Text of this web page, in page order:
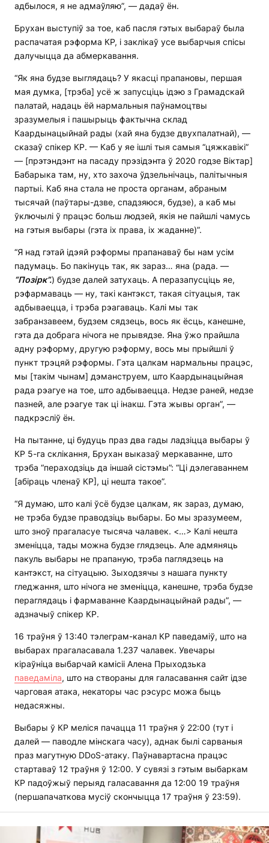
адбылося, я не адмаўляю”, — дадаў ён.
Брухан выступіў за тое, каб пасля гэтых выбараў была
распачатая рэформа КР, і заклікаў усе выбарчыя спісы
далучыцца да абмеркавання.
“Як яна будзе выглядаць? У якасці прапановы, першая
мая думка, [трэба] усё ж запусціць ідэю з Грамадскай
палатай, надаць ёй нармальныя паўнамоцтвы
зразумелыя і пашырыць фактычна склад
Каардынацыйнай рады (хай яна будзе двухпалатнай), —
сказаў спікер КР. — Каб у яе ішлі тыя самыя “цяжкавікі”
— [прэтэндэнт на пасаду прэзідэнта ў 2020 годзе Віктар]
Бабарыка там, ну, хто захоча ўдзельнічаць, палітычныя
партыі. Каб яна стала не проста органам, абраным
тысячай (паўтары-дзве, спадзяюся, будзе), а каб мы
ўключылі ў працэс больш людзей, якія не пайшлі чамусь
на гэтыя выбары (гэта іх права, іх жаданне)”.
“Я над гэтай ідэяй рэформы прапанаваў бы нам усім
падумаць. Бо пакінуць так, як зараз… яна (рада. —
“Позірк”.) будзе далей затухаць. А перазапусціць яе,
рэфармаваць — ну, такі кантэкст, такая сітуацыя, так
адбываецца, і трэба рэагаваць. Калі мы так
забранзавеем, будзем сядзець, вось як ёсць, канешне,
гэта да добрага нічога не прывядзе. Яна ўжо прайшла
адну рэформу, другую рэформу, вось мы прыйшлі ў
пункт трэцяй рэформы. Гэта цалкам нармальны працэс,
мы [такім чынам] дэманструем, што Каардынацыйная
рада рэагуе на тое, што адбываецца. Недзе раней, недзе
пазней, але рэагуе так ці інакш. Гэта жывы орган”, —
падкрэсліў ён.
На пытанне, ці будуць праз два гады ладзіцца выбары ў
КР 5-га склікання, Брухан выказаў меркаванне, што
трэба “пераходзіць да іншай сістэмы”: “Ці дэлегаваннем
[абіраць членаў КР], ці нешта такое”.
“Я думаю, што калі ўсё будзе цалкам, як зараз, думаю,
не трэба будзе праводзіць выбары. Бо мы зразумеем,
што зноў прагаласуе тысяча чалавек. <…> Калі нешта
зменіцца, тады можна будзе глядзець. Але адмяняць
пакуль выбары не прапаную, трэба паглядзець на
кантэкст, на сітуацыю. Зыходзячы з нашага пункту
гледжання, што нічога не зменіцца, канешне, трэба будзе
пераглядаць і фармаванне Каардынацыйнай рады”, —
адзначыў спікер КР.
16 траўня ў 13:40 тэлеграм-канал КР паведаміў, што на
выбарах прагаласавала 1.237 чалавек. Увечары
кіраўніца выбарчай камісіі Алена Прыходзька
паведаміла, што на створаны для галасавання сайт ідзе
чарговая атака, некаторы час рэсурс можа быць
недасяжны.
Выбары ў КР меліся пачацца 11 траўня ў 22:00 (тут і
далей — паводле мінскага часу), аднак былі сарваныя
праз магутную DDoS-атаку. Паўнавартасна працэс
стартаваў 12 траўня ў 12:00. У сувязі з гэтым выбаркам
КР падоўжыў перыяд галасавання да 12:00 19 траўня
(першапачаткова мусіў скончыцца 17 траўня ў 23:59).